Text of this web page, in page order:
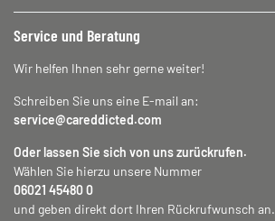
Service und Beratung
Wir helfen Ihnen sehr gerne weiter!
Schreiben Sie uns eine E-mail an:
service@careddicted.com
Oder lassen Sie sich von uns zurückrufen.
Wählen Sie hierzu unsere Nummer
06021 45480 0
und geben direkt dort Ihren Rückrufwunsch an.